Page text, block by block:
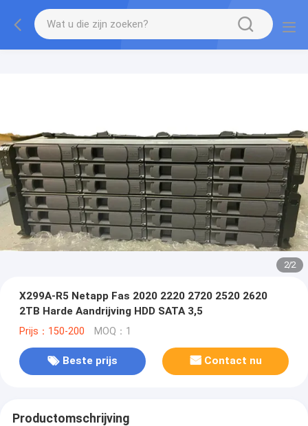
2/2
X299A-R5 Netapp Fas 2020 2220 2720 2520 2620
2TB Harde Aandrijving HDD SATA 3,5
Prijs：150-200 MOQ：1
Beste prijs Contact nu
Productomschrijving